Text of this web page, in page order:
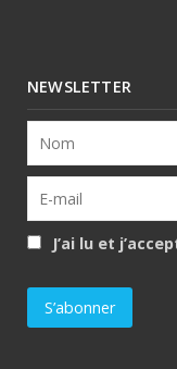
NEWSLETTER
J’ai lu et